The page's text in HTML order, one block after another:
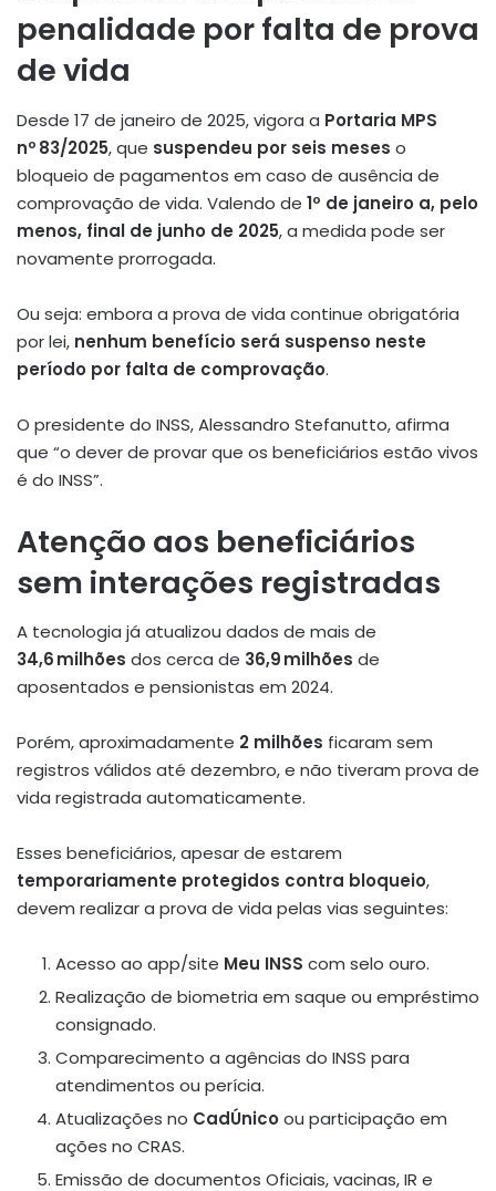
penalidade por falta de prova
de vida
Desde 17 de janeiro de 2025, vigora a Portaria MPS
nº 83/2025, que suspendeu por seis meses o
bloqueio de pagamentos em caso de ausência de
comprovação de vida. Valendo de 1º de janeiro a, pelo
menos, final de junho de 2025, a medida pode ser
novamente prorrogada.
Ou seja: embora a prova de vida continue obrigatória
por lei, nenhum benefício será suspenso neste
período por falta de comprovação.
O presidente do INSS, Alessandro Stefanutto, afirma
que “o dever de provar que os beneficiários estão vivos
é do INSS”.
Atenção aos beneficiários
sem interações registradas
A tecnologia já atualizou dados de mais de
34,6 milhões dos cerca de 36,9 milhões de
aposentados e pensionistas em 2024.
Porém, aproximadamente 2 milhões ficaram sem
registros válidos até dezembro, e não tiveram prova de
vida registrada automaticamente.
Esses beneficiários, apesar de estarem
temporariamente protegidos contra bloqueio,
devem realizar a prova de vida pelas vias seguintes:
Acesso ao app/site Meu INSS com selo ouro.
Realização de biometria em saque ou empréstimo
consignado.
Comparecimento a agências do INSS para
atendimentos ou perícia.
Atualizações no CadÚnico ou participação em
ações no CRAS.
Emissão de documentos Oficiais, vacinas, IR e